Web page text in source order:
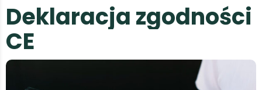
Deklaracja zgodności
CE